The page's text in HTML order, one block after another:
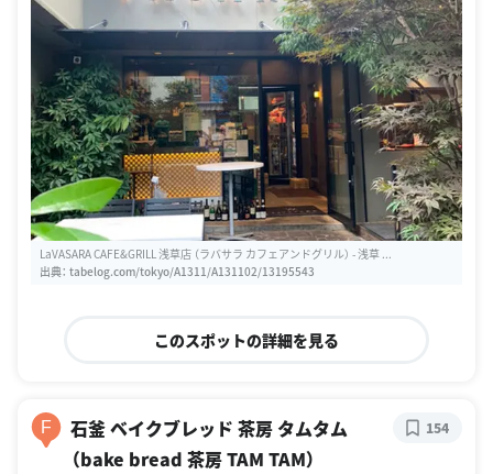
LaVASARA CAFE&GRILL 浅草店 （ラバサラ カフェアンドグリル） - 浅草 ...
出典： tabelog.com/tokyo/A1311/A131102/13195543
このスポットの詳細を見る
F
石釜 ベイクブレッド 茶房 タムタム
（bake bread 茶房 TAM TAM）
154